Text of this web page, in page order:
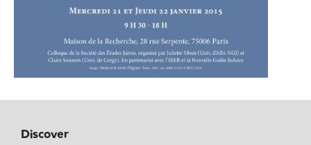
Discover